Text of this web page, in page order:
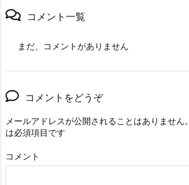
コメント一覧
まだ、コメントがありません
コメントをどうぞ
メールアドレスが公開されることはありません。
は必須項目です
コメント